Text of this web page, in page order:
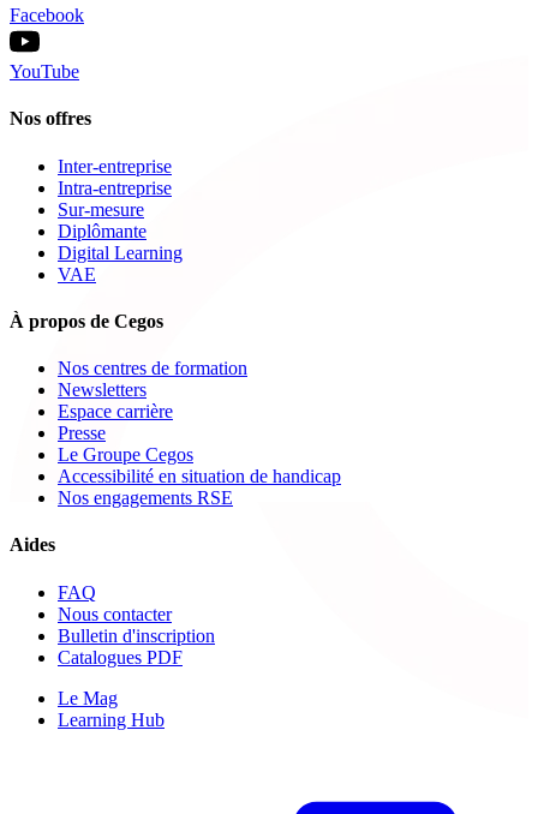
Facebook
YouTube
Nos offres
Inter-entreprise
Intra-entreprise
Sur-mesure
Diplômante
Digital Learning
VAE
À propos de Cegos
Nos centres de formation
Newsletters
Espace carrière
Presse
Le Groupe Cegos
Accessibilité en situation de handicap
Nos engagements RSE
Aides
FAQ
Nous contacter
Bulletin d'inscription
Catalogues PDF
Le Mag
Learning Hub